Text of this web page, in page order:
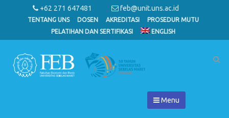
+62 271 647481 feb@unit.uns.ac.id
TENTANG UNS DOSEN AKREDITASI
PROSEDUR MUTU
PELATIHAN DAN SERTIFIKASI
ENGLISH
Menu